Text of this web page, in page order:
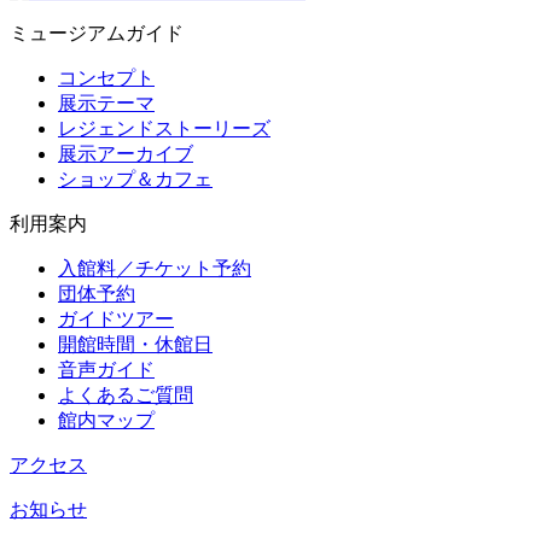
ミュージアムガイド
コンセプト
展示テーマ
レジェンドストーリーズ
展示アーカイブ
ショップ＆カフェ
利用案内
入館料／チケット予約
団体予約
ガイドツアー
開館時間・休館日
音声ガイド
よくあるご質問
館内マップ
アクセス
お知らせ